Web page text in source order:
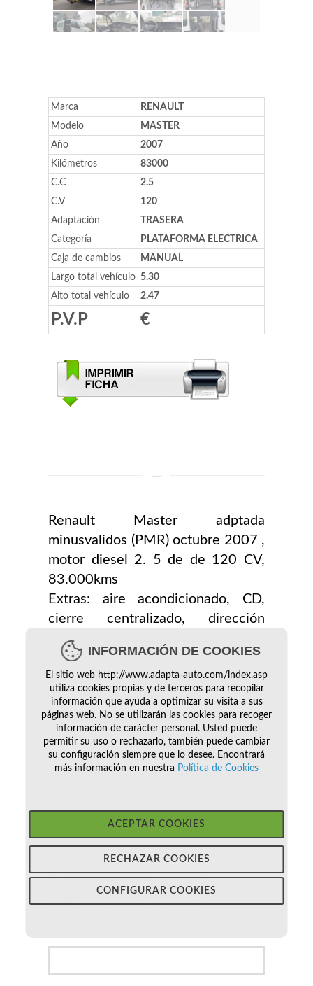
Marca
RENAULT
Modelo
MASTER
Año
2007
Kilómetros
83000
C.C
2.5
C.V
120
Adaptación
TRASERA
Categoría
PLATAFORMA ELECTRICA
Caja de cambios
MANUAL
Largo total vehículo 5.30
Alto total vehículo
2.47
P.V.P €
Renault Master adptada
minusvalidos (PMR) octubre 2007 ,
motor diesel 2. 5 de de 120 CV,
83.000kms
Extras: aire acondicionado, CD,
cierre centralizado, dirección
asistida, elevalunas eléctricos, etc.
La adaptación consta de una
plataforma eléctrica de doble brazo
y guías con anclajes para la fijación
de sillas de ruedas. Plazas finales: 9
asientos o 7plazas más 2 sillas de
ruedas. Vehiculo adaptado
movilidad reducida . El vehiculo se
al 4% incluido y 1 año de garantia.
¿ QUIERES MÁS
INFORMACIÓN?
INFORMACIÓN DE COOKIES
El sitio web http://www.adapta-auto.com/index.asp
utiliza cookies propias y de terceros para recopilar
información que ayuda a optimizar su visita a sus
páginas web. No se utilizarán las cookies para recoger
información de carácter personal. Usted puede
permitir su uso o rechazarlo, también puede cambiar
su configuración siempre que lo desee. Encontrará
más información en nuestra Política de Cookies
ACEPTAR COOKIES
RECHAZAR COOKIES
CONFIGURAR COOKIES